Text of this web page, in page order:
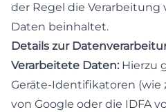
der Regel die
Daten beinhaltet.
Details zur
Verarbeitete Daten: Hierzu
Geräte-Identifikatoren (wie
von Google oder die IDFA